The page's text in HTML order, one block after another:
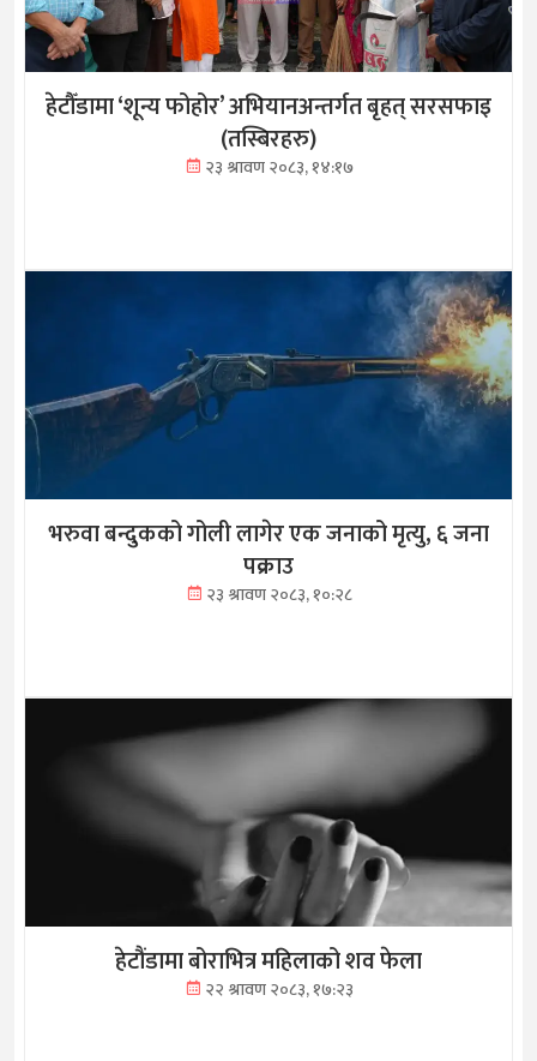
हेटौँडामा ‘शून्य फोहोर’ अभियानअन्तर्गत बृहत् सरसफाइ
(तस्बिरहरु)
२३ श्रावण २०८३, १४:१७
भरुवा बन्दुकको गोली लागेर एक जनाको मृत्यु, ६ जना
पक्राउ
२३ श्रावण २०८३, १०:२८
हेटौंडामा बोराभित्र महिलाको शव फेला
२२ श्रावण २०८३, १७:२३